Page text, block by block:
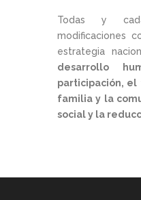
Todas y
modificaciones
estrategia
desarrollo
participación,
familia y la
social y la